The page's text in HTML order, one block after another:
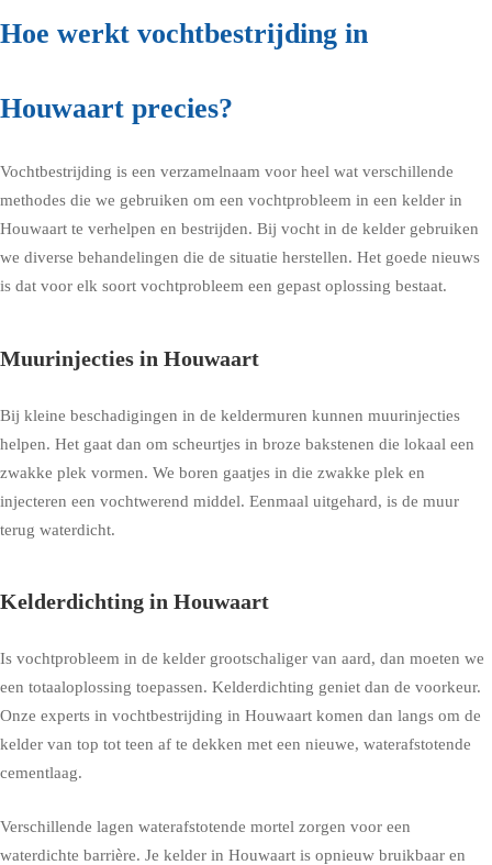
Hoe werkt vochtbestrijding in
Houwaart precies?
Vochtbestrijding is een verzamelnaam voor heel wat verschillende
methodes die we gebruiken om een vochtprobleem in een kelder in
Houwaart te verhelpen en bestrijden. Bij vocht in de kelder gebruiken
we diverse behandelingen die de situatie herstellen. Het goede nieuws
is dat voor elk soort vochtprobleem een gepast oplossing bestaat.
Muurinjecties in Houwaart
Bij kleine beschadigingen in de keldermuren kunnen muurinjecties
helpen. Het gaat dan om scheurtjes in broze bakstenen die lokaal een
zwakke plek vormen. We boren gaatjes in die zwakke plek en
injecteren een vochtwerend middel. Eenmaal uitgehard, is de muur
terug waterdicht.
Kelderdichting in Houwaart
Is vochtprobleem in de kelder grootschaliger van aard, dan moeten we
een totaaloplossing toepassen. Kelderdichting geniet dan de voorkeur.
Onze experts in vochtbestrijding in Houwaart komen dan langs om de
kelder van top tot teen af te dekken met een nieuwe, waterafstotende
cementlaag.
Verschillende lagen waterafstotende mortel zorgen voor een
waterdichte barrière. Je kelder in Houwaart is opnieuw bruikbaar en